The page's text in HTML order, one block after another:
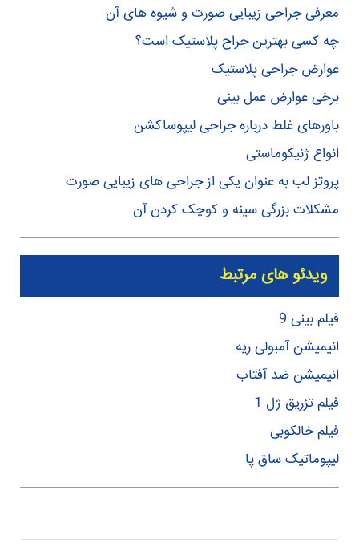
معرفی جراحی زیبایی صورت و شیوه های آن
چه کسی بهترین جراح پلاستیک است؟
عوارض جراحی پلاستیک
برخی عوارض عمل بینی
باورهای غلط درباره جراحی لیپوساکشن
انواع ژنیکوماستی
پروتز لب به عنوان یکی از جراحی های زیبایی صورت
مشکلات بزرگی سینه و کوچک کردن آن
ویدئو های مرتبط
فیلم بینی 9
انیمیشن آمبولی ریه
انیمیشن ضد آفتاب
فیلم تزریق ژل 1
فیلم خالکوبی
لیپوماتیک ساق پا